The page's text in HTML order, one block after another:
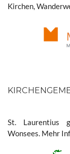
Kirchen,
St. Laurentius
Wonsees. Mehr